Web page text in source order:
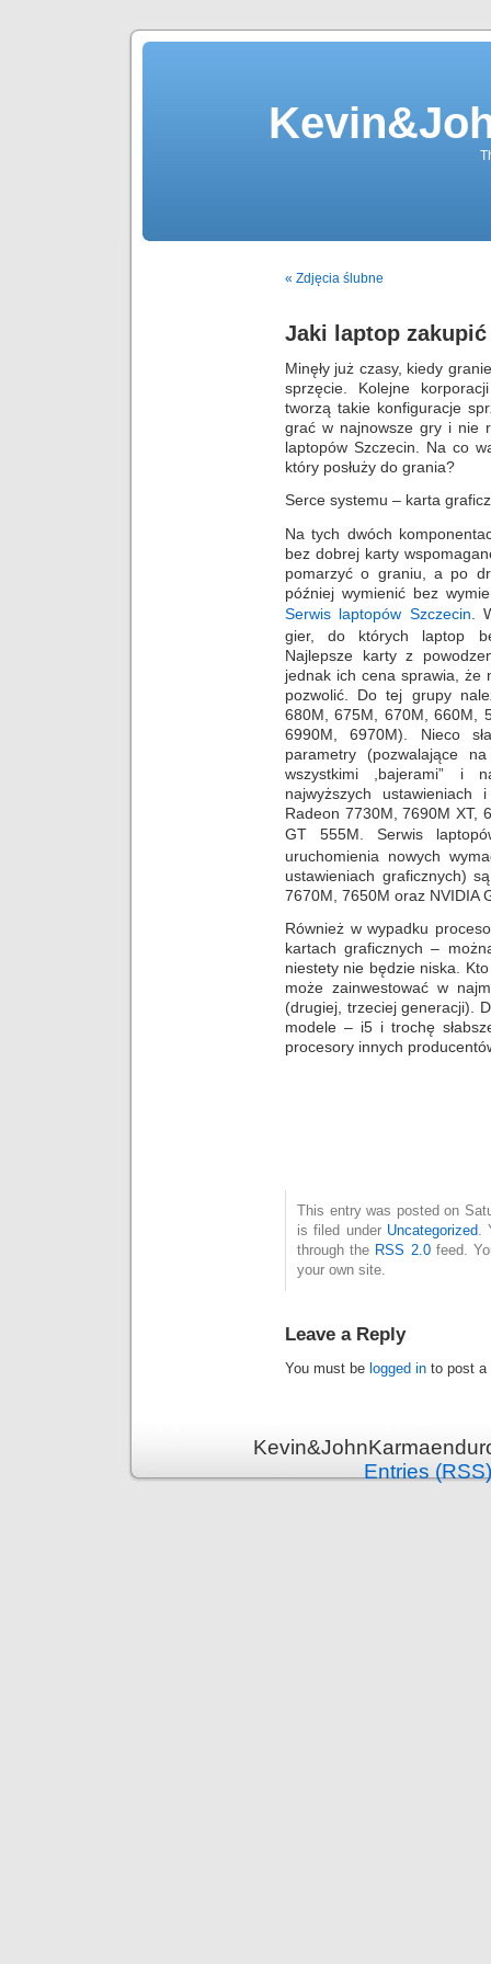
« Zdjęcia ślubne
Jaki laptop
Minęły już czasy, kiedy
sprzęcie. Kolejne
tworzą takie konfiguracje
grać w najnowsze gry i nie
laptopów Szczecin. Na co
który posłuży do grania?
Serce systemu – karta
Na tych dwóch
bez dobrej karty
pomarzyć o graniu, a po
później wymienić bez
Serwis laptopów Szczecin .
gier, do których laptop
Najlepsze karty z
jednak ich cena sprawia, że
pozwolić. Do tej grupy
680M, 675M, 670M, 660M,
6990M, 6970M). Nieco
parametry (pozwalające
wszystkimi ,bajerami” i
najwyższych ustawieniach
Radeon 7730M, 7690M XT,
GT 555M. Serwis
uruchomienia nowych
ustawieniach graficznych)
7670M, 7650M oraz NVIDIA
Również w wypadku
kartach graficznych –
niestety nie będzie niska.
może zainwestować w
(drugiej, trzeciej generacji).
modele – i5 i trochę
procesory innych
This entry was posted on
is filed under Uncategorized.
through the RSS 2.0feed.
your own site.
Leave a Reply
You must be logged in to post a
Entries (RSS)